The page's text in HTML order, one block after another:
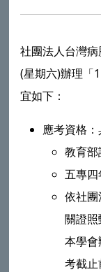
社團法人台灣
(星期六)辦理「
宜如下：
應考資格
教育部
五專四
依社
關證
本學
考截止